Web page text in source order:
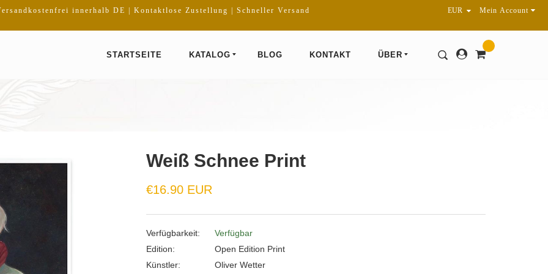
innerhalb DE | Kontaktlose Zustellung | Schneller Versand Mein Account
STARTSEITE KATALOG BLOG KONTAKT ÜBER
Weiß Schnee Print
€16.90 EUR
Verfügbarkeit:
Verfügbar
Edition:
Open Edition Print
Künstler:
Oliver Wetter